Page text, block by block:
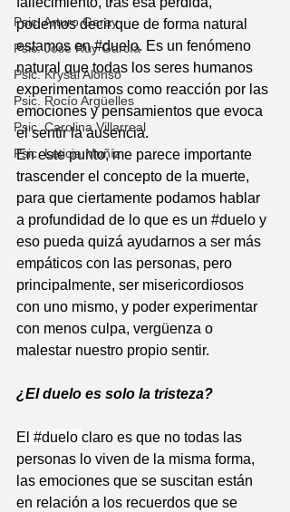
Psic. Arturo Garay
Psic. José Ruy García
Psic. Krysal Alonso
Psic. Rocío Argüelles
Psic. Carolina Villarreal
Psic. Leticia Muñíz
podemos decir que de forma natural
estamos en #duelo. Es un fenómeno
natural que todas los seres humanos
experimentamos como reacción por las
emociones y pensamientos que evoca
el sentir la ausencia.
En este punto, me parece importante
trascender el concepto de la muerte,
para que ciertamente podamos hablar
a profundidad de lo que es un #duelo y
eso pueda quizá ayudarnos a ser más
empáticos con las personas, pero
principalmente, ser misericordiosos
con uno mismo, y poder experimentar
con menos culpa, vergüenza o
malestar nuestro propio sentir.
¿El duelo es solo la tristeza?
El #duelo claro es que no todas las
personas lo viven de la misma forma,
las emociones que se suscitan están
en relación a los recuerdos que se